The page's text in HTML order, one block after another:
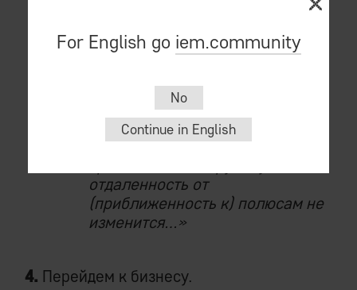
И совершенно не имеет
меметическим меридианом
(через Африку, Южную Америку
или Австралию) мы будем
отходить от одного полюса и
отдаленность от
(приближенность к) полюсам не
изменится…»
4. Перейдем к бизнесу.
For English go iem.community
No
Continue in English